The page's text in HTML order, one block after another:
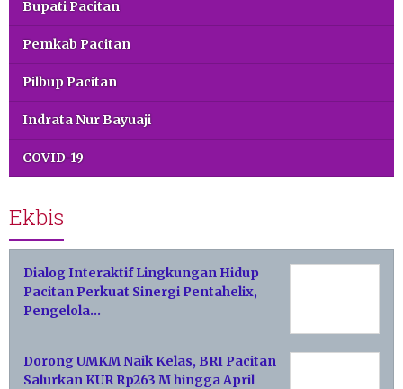
Bupati Pacitan
Pemkab Pacitan
Pilbup Pacitan
Indrata Nur Bayuaji
COVID-19
Ekbis
Dialog Interaktif Lingkungan Hidup
Pacitan Perkuat Sinergi Pentahelix,
Pengelola…
Dorong UMKM Naik Kelas, BRI Pacitan
Salurkan KUR Rp263 M hingga April